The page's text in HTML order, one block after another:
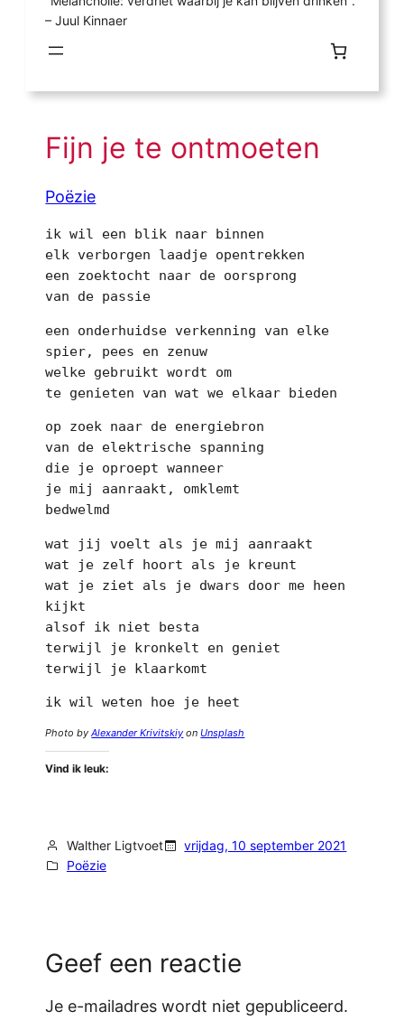
– Juul Kinnaer
Fijn je te ontmoeten
Poëzie
ik wil een blik naar binnen
elk verborgen laadje opentrekken
een zoektocht naar de oorsprong
van de passie
een onderhuidse verkenning van elke
spier, pees en zenuw
welke gebruikt wordt om
te genieten van wat we elkaar bieden
op zoek naar de energiebron
van de elektrische spanning
die je oproept wanneer
je mij aanraakt, omklemt
bedwelmd
wat jij voelt als je mij aanraakt
wat je zelf hoort als je kreunt
wat je ziet als je dwars door me heen
kijkt
alsof ik niet besta
terwijl je kronkelt en geniet
terwijl je klaarkomt
ik wil weten hoe je heet
Photo byAlexander Krivitskiy on Unsplash
Vind ik leuk:
Walther Ligtvoet
vrijdag, 10 september 2021
Poëzie
Geef een reactie
Je e-mailadres wordt niet gepubliceerd.